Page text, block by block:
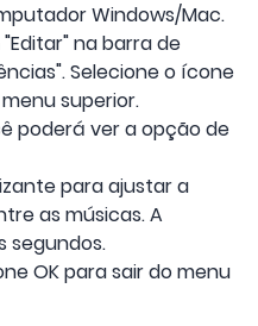
Windows/Mac.
na barra de
Selecione o ícone
superior.
poderá ver a opção de
para ajustar a
as músicas. A
segundos.
OK para sair do menu